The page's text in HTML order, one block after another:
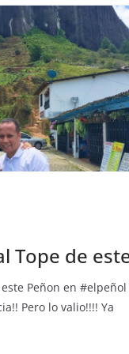
Tope de
Peñon en #elpeñol
Pero lo valio!!!! Ya